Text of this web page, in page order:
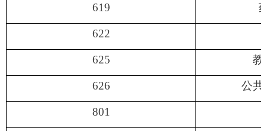
619
622
625 教
626 公共
801